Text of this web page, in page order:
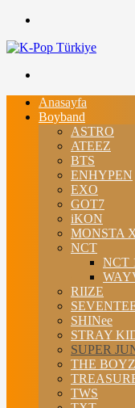
Anasayfa
Boyband
ASTRO
ATEEZ
BTS
ENHYPEN
EXO
GOT7
iKON
MONSTA
NCT
NCT
RIIZE
SHINee
STRAY
SUPER
THE BOYZ
TWS